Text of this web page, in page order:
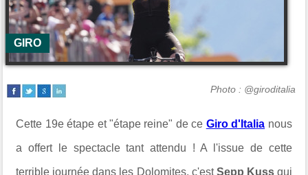
GIRO
Photo : @giroditalia
Cette 19e étape et "étape reine" de ce Giro d'Italia nous
a offert le spectacle tant attendu ! A l'issue de cette
terrible journée dans les Dolomites, c'estSepp Kussqui